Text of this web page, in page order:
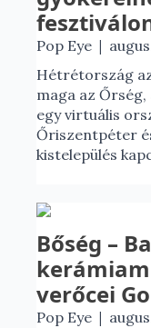
Pop Eye |
Hétrétország
maga az
egy virtuális
Őriszentpéter
kistelepülés
Bőség –
verőcei
Pop Eye |